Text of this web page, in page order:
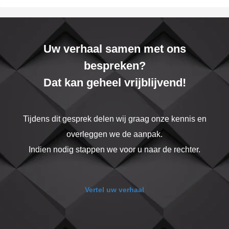
Uw verhaal samen met ons
bespreken?
Dat kan geheel vrijblijvend!
Tijdens dit gesprek delen wij graag onze kennis en
overleggen we de aanpak.
Indien nodig stappen we voor u naar de rechter.
Vertel uw verhaal